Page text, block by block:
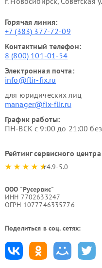
Горячая линия:
+7 (383) 377-72-09
Контактный телефон:
8 (800) 101-01-54
Электронная почта:
info@flir-fix.ru
для юридических лиц
manager@fix-flir.ru
График работы:
ПН-ВСК с 9:00 до 21:00
Рейтинг сервисного центра
4.9-5.0
ООО "Русервис"
ИНН 7702633247
ОГРН 1077746335776
Поделиться в соц. сетях: